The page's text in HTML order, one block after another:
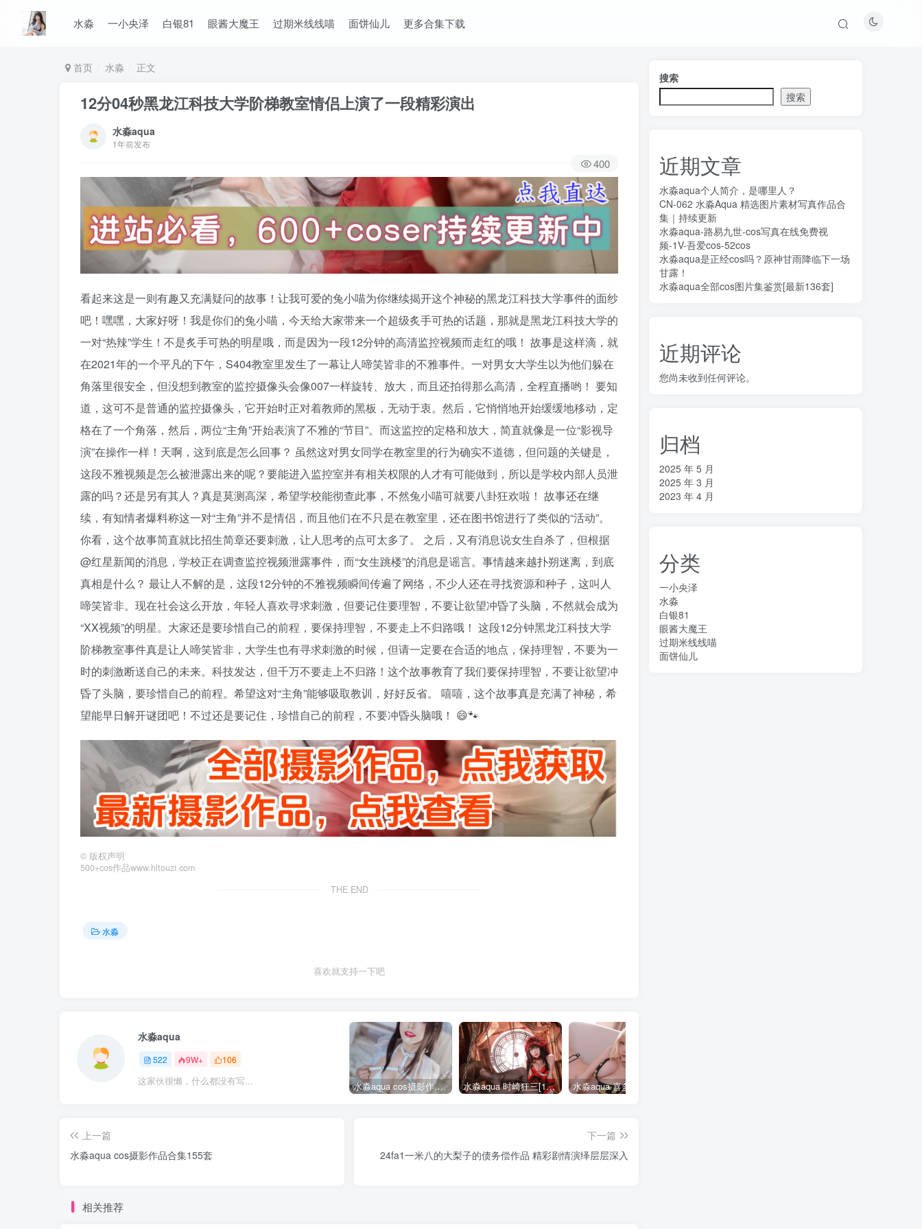
水淼 一小央泽 白银81 眼酱大魔王 过期米线线喵 面饼仙儿 更多合集下载
首页 水淼 正文
12分04秒黑龙江科技大学阶梯教室情侣上演了一段精彩演出
水淼aqua
1年前发布
400
看起来这是一则有趣又充满疑问的故事！让我可爱的兔小喵为你继续揭开这个神秘的黑龙江科技大学事件的面纱
吧！嘿嘿，大家好呀！我是你们的兔小喵，今天给大家带来一个超级炙手可热的话题，那就是黑龙江科技大学的
一对“热辣”学生！不是炙手可热的明星哦，而是因为一段12分钟的高清监控视频而走红的哦！ 故事是这样滴，就
在2021年的一个平凡的下午，S404教室里发生了一幕让人啼笑皆非的不雅事件。一对男女大学生以为他们躲在
角落里很安全，但没想到教室的监控摄像头会像007一样旋转、放大，而且还拍得那么高清，全程直播哟！ 要知
道，这可不是普通的监控摄像头，它开始时正对着教师的黑板，无动于衷。然后，它悄悄地开始缓缓地移动，定
格在了一个角落，然后，两位“主角”开始表演了不雅的“节目”。而这监控的定格和放大，简直就像是一位“影视导
演”在操作一样！天啊，这到底是怎么回事？ 虽然这对男女同学在教室里的行为确实不道德，但问题的关键是，
这段不雅视频是怎么被泄露出来的呢？要能进入监控室并有相关权限的人才有可能做到，所以是学校内部人员泄
露的吗？还是另有其人？真是莫测高深，希望学校能彻查此事，不然兔小喵可就要八卦狂欢啦！ 故事还在继
续，有知情者爆料称这一对“主角”并不是情侣，而且他们在不只是在教室里，还在图书馆进行了类似的“活动”。
你看，这个故事简直就比招生简章还要刺激，让人思考的点可太多了。 之后，又有消息说女生自杀了，但根据
@红星新闻的消息，学校正在调查监控视频泄露事件，而“女生跳楼”的消息是谣言。事情越来越扑朔迷离，到底
真相是什么？ 最让人不解的是，这段12分钟的不雅视频瞬间传遍了网络，不少人还在寻找资源和种子，这叫人
啼笑皆非。现在社会这么开放，年轻人喜欢寻求刺激，但要记住要理智，不要让欲望冲昏了头脑，不然就会成为
“XX视频”的明星。大家还是要珍惜自己的前程，要保持理智，不要走上不归路哦！ 这段12分钟黑龙江科技大学
阶梯教室事件真是让人啼笑皆非，大学生也有寻求刺激的时候，但请一定要在合适的地点，保持理智，不要为一
时的刺激断送自己的未来。科技发达，但千万不要走上不归路！这个故事教育了我们要保持理智，不要让欲望冲
昏了头脑，要珍惜自己的前程。希望这对“主角”能够吸取教训，好好反省。 嘻嘻，这个故事真是充满了神秘，希
望能早日解开谜团吧！不过还是要记住，珍惜自己的前程，不要冲昏头脑哦！ 😄🐾
© 版权声明
500+cos作品www.hltouzi.com
THE END
水淼
喜欢就支持一下吧
水淼aqua
522 9W+ 106
这家伙很懒，什么都没有写... 水淼aqua cos摄影作品合集155套 水淼aqua 时崎狂三[109P-128MB]
上一篇
水淼aqua cos摄影作品合集155套
下一篇
24fa1一米八的大梨子的债务偿作品 精彩剧情演绎层层深入
相关推荐
搜索
搜索
近期文章
水淼aqua个人简介，是哪里人？
CN-062 水淼Aqua 精选图片素材写真作品合
集｜持续更新
水淼aqua-路易九世-cos写真在线免费视
频-1V-吾爱cos-52cos
水淼aqua是正经cos吗？原神甘雨降临下一场
甘露！
水淼aqua全部cos图片集鉴赏[最新136套]
近期评论
您尚未收到任何评论。
归档
2025 年 5 月
2025 年 3 月
2023 年 4 月
分类
一小央泽
水淼
白银81
眼酱大魔王
过期米线线喵
面饼仙儿